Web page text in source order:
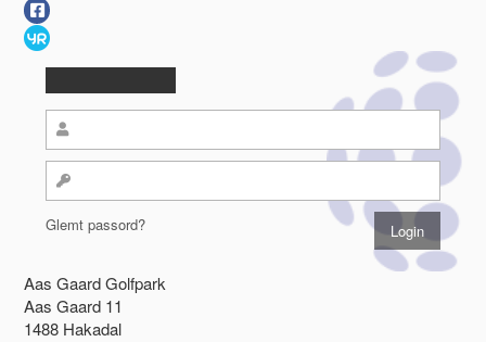
Glemt passord?
Aas Gaard Golfpark
Aas Gaard 11
1488 Hakadal